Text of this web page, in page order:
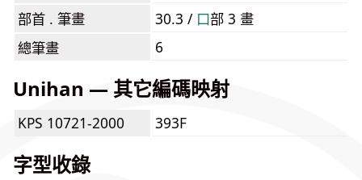
部首 . 筆畫
30.3 / ⼝部 3 畫
總筆畫
6
Unihan — 其它編碼映射
KPS 10721-2000 393F
字型收錄